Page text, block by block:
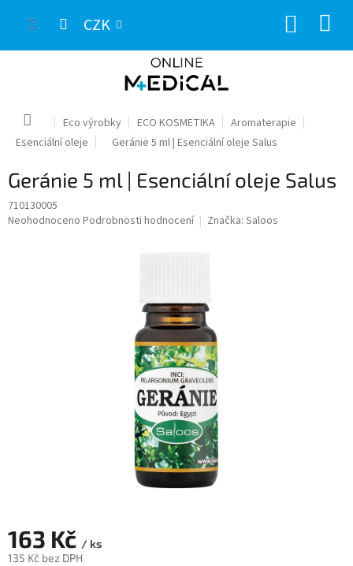
CZK
Domů Eco výrobky ECO KOSMETIKA
Aromaterapie
Esenciální oleje
Geránie 5 ml | Esenciální oleje Salus
Geránie 5 ml | Esenciální oleje Salus
710130005
Průměrné
Neohodnoceno Podrobnosti hodnocení Značka: Saloos
163 Kč / ks
135 Kč bez DPH